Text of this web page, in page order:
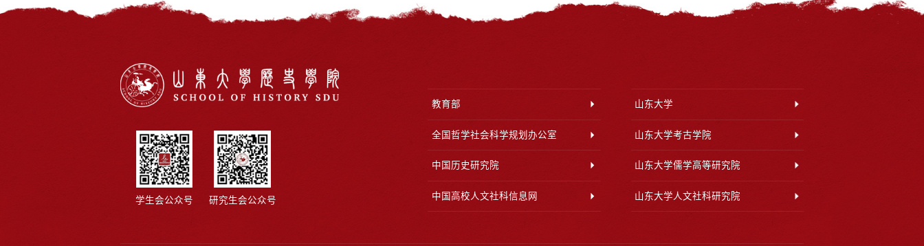
学生会公众号 研究生会公众号
教育部 山东大学
全国哲学社会科学规划办公室 山东大学考古学院
中国历史研究院 山东大学儒学高等研究院
中国高校人文社科信息网 山东大学人文社科研究院